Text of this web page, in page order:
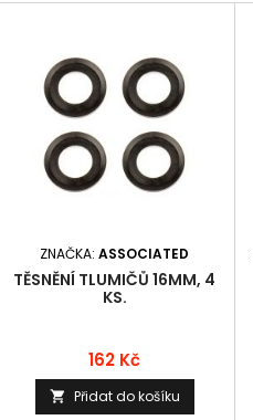
ZNAČKA: ASSOCIATED
TĚSNĚNÍ TLUMIČŮ 16MM, 4
KS.
Cena
162 Kč
 Přidat do košíku